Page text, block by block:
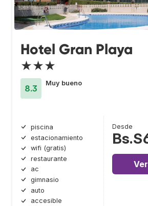
Hotel Gran Playa
★★★
8.3
Muy bueno
piscina
estacionamiento
wifi (gratis)
restaurante
ac
gimnasio
auto
accesible
Desde